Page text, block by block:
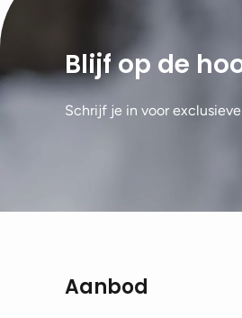
Blijf op de
Schrijf je in voor
Aanbod